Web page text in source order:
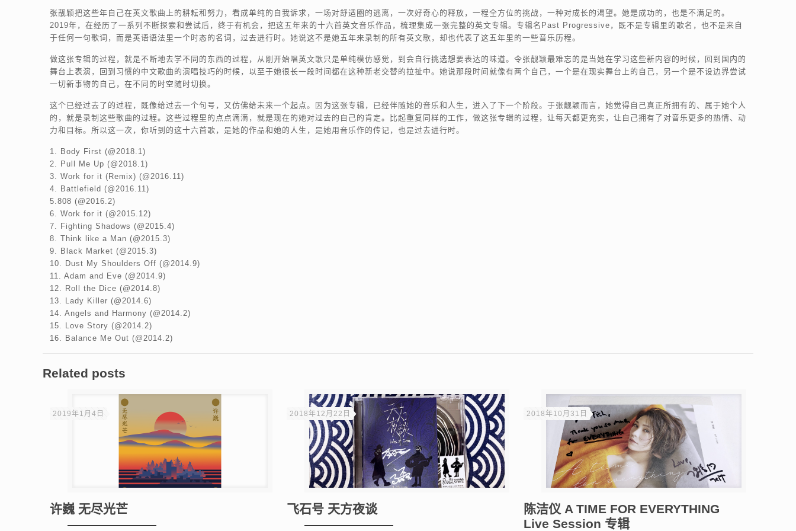
张靓颖把这些年自己在英文歌曲上的耕耘和努力，看成单纯的自我诉求，一场对舒适圈的逃离，一次好奇心的释放，一程全方位的挑战，一种对成长的渴望。她是成功的，也是不满足的。
2019年，在经历了一系列不断探索和尝试后，终于有机会，把这五年来的十六首英文音乐作品，梳理集成一张完整的英文专辑。专辑名Past Progressive，既不是专辑里的歌名，也不是来自
于任何一句歌词，而是英语语法里一个时态的名词，过去进行时。她说这不是她五年来录制的所有英文歌，却也代表了这五年里的一些音乐历程。
做这张专辑的过程，就是不断地去学不同的东西的过程，从刚开始唱英文歌只是单纯模仿感觉，到会自行挑选想要表达的味道。令张靓颖最难忘的是当她在学习这些新内容的时候，回到国内的
舞台上表演，回到习惯的中文歌曲的演唱技巧的时候，以至于她很长一段时间都在这种新老交替的拉扯中。她说那段时间就像有两个自己，一个是在现实舞台上的自己，另一个是不设边界尝试
一切新事物的自己，在不同的时空随时切换。
这个已经过去了的过程，既像给过去一个句号，又仿佛给未来一个起点。因为这张专辑，已经伴随她的音乐和人生，进入了下一个阶段。于张靓颖而言，她觉得自己真正所拥有的、属于她个人
的，就是录制这些歌曲的过程。这些过程里的点点滴滴，就是现在的她对过去的自己的肯定。比起重复同样的工作，做这张专辑的过程，让每天都更充实，让自己拥有了对音乐更多的热情、动
力和目标。所以这一次，你听到的这十六首歌，是她的作品和她的人生，是她用音乐作的传记，也是过去进行时。
1. Body First (@2018.1)
2. Pull Me Up (@2018.1)
3. Work for it (Remix) (@2016.11)
4. Battlefield (@2016.11)
5.808 (@2016.2)
6. Work for it (@2015.12)
7. Fighting Shadows (@2015.4)
8. Think like a Man (@2015.3)
9. Black Market (@2015.3)
10. Dust My Shoulders Off (@2014.9)
11. Adam and Eve (@2014.9)
12. Roll the Dice (@2014.8)
13. Lady Killer (@2014.6)
14. Angels and Harmony (@2014.2)
15. Love Story (@2014.2)
16. Balance Me Out (@2014.2)
Related posts
2019年1月4日
许巍 无尽光芒
2018年12月22日
飞石号 天方夜谈
2018年10月31日
陈洁仪 A TIME FOR EVERYTHING
Live Session 专辑